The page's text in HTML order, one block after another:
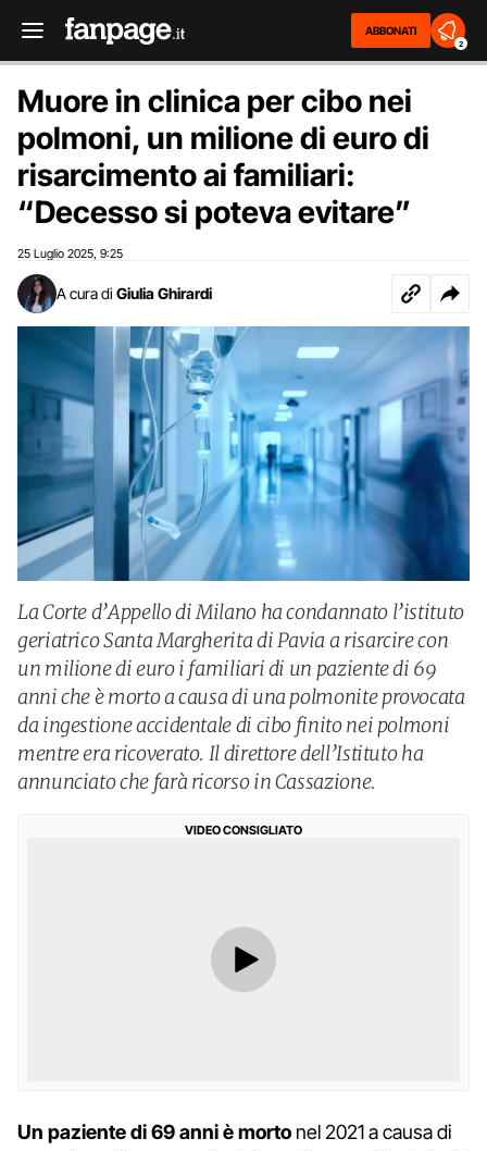
ABBONATI
2
Muore in clinica per cibo nei
polmoni, un milione di euro di
risarcimento ai familiari:
“Decesso si poteva evitare”
25 Luglio 2025 9:25
A cura di Giulia Ghirardi
La Corte d’Appello di Milano ha condannato l’istituto
geriatrico Santa Margherita di Pavia a risarcire con
un milione di euro i familiari di un paziente di 69
anni che è morto a causa di una polmonite provocata
da ingestione accidentale di cibo finito nei polmoni
mentre era ricoverato. Il direttore dell’Istituto ha
annunciato che farà ricorso in Cassazione.
VIDEO CONSIGLIATO
Un paziente di 69 anni è morto nel 2021 a causa di